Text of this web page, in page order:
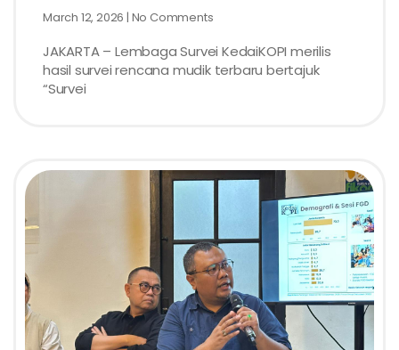
March 12, 2026 No Comments
JAKARTA – Lembaga Survei KedaiKOPI merilis
hasil survei rencana mudik terbaru bertajuk
“Survei